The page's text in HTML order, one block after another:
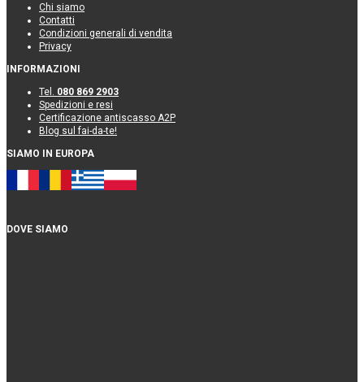
Chi siamo
Contatti
Condizioni generali di vendita
Privacy
INFORMAZIONI
Tel. 080 869 2903
Spedizioni e resi
Certificazione antiscasso A2P
Blog sul fai-da-te!
SIAMO IN EUROPA
DOVE SIAMO